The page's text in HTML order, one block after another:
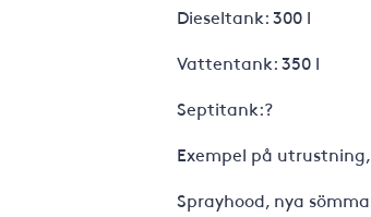
Dieseltank: 300 l
Vattentank: 350 l
Septitank:?
Exempel på